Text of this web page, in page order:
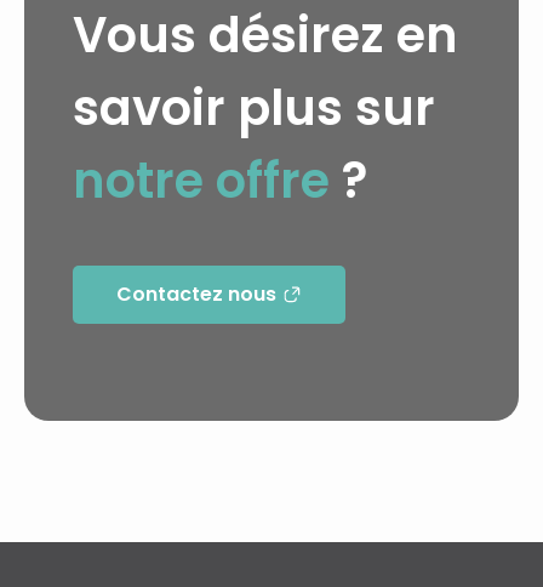
Vous désirez en
savoir plus sur
notre offre ?
Contactez nous